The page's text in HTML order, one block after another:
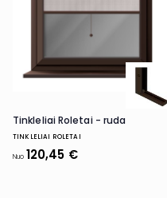
Tinkleliai Roletai - ruda
TINKLELIAI ROLETAI
Nuo 120,45 €